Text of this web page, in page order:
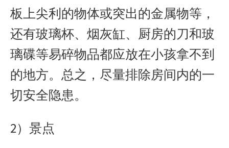
板上尖利的物体或突出的金属物等，
还有玻璃杯、烟灰缸、厨房的刀和玻
璃碟等易碎物品都应放在小孩拿不到
的地方。总之，尽量排除房间内的一
切安全隐患。
2）景点